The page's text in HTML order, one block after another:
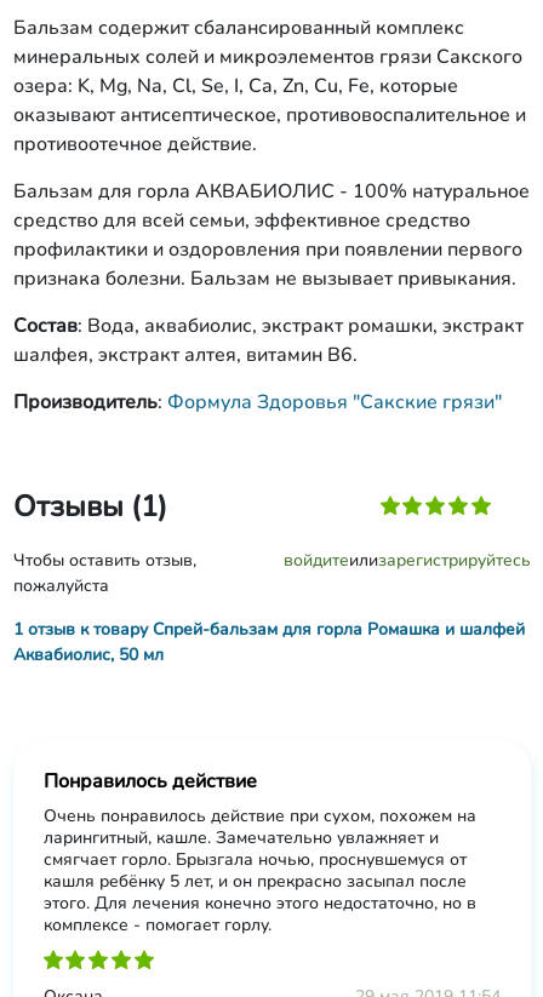
Бальзам содержит сбалансированный комплекс
минеральных солей и микроэлементов грязи Сакского
озера: K, Mg, Na, Cl, Se, I, Ca, Zn, Cu, Fe, которые
оказывают антисептическое, противовоспалительное и
противоотечное действие.
Бальзам для горла АКВАБИОЛИС - 100% натуральное
средство для всей семьи, эффективное средство
профилактики и оздоровления при появлении первого
признака болезни. Бальзам не вызывает привыкания.
Состав: Вода, аквабиолис, экстракт ромашки, экстракт
шалфея, экстракт алтея, витамин В6.
Производитель: Формула Здоровья "Сакские грязи"
Отзывы (1)
Чтобы оставить отзыв,
пожалуйста
войдитеилизарегистрируйтесь
1 отзыв к товару Спрей-бальзам для горла Ромашка и шалфей
Аквабиолис, 50 мл
Понравилось действие
Очень понравилось действие при сухом, похожем на
ларингитный, кашле. Замечательно увлажняет и
смягчает горло. Брызгала ночью, проснувшемуся от
кашля ребёнку 5 лет, и он прекрасно засыпал после
этого. Для лечения конечно этого недостаточно, но в
комплексе - помогает горлу.